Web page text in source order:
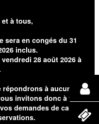
à tous,
sera en congés du 31
inclus.
28 août 2026 à
à aucunes
invitons donc à faire
demandes de cartes